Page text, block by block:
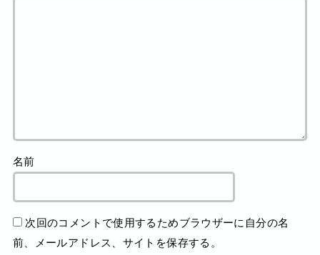
名前
次回のコメントで使用するためブラウザーに自分の名
前、メールアドレス、サイトを保存する。